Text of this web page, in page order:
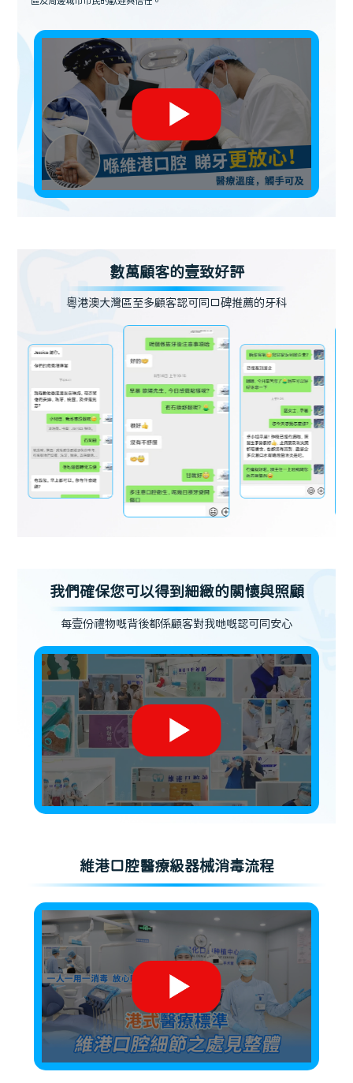
數萬顧客的壹致好評
粵港澳大灣區至多顧客認可同口碑推薦的牙科
我們確保您可以得到細緻的關懷與照顧
每壹份禮物嘅背後都係顧客對我哋嘅認可同安心
維港口腔醫療級器械消毒流程